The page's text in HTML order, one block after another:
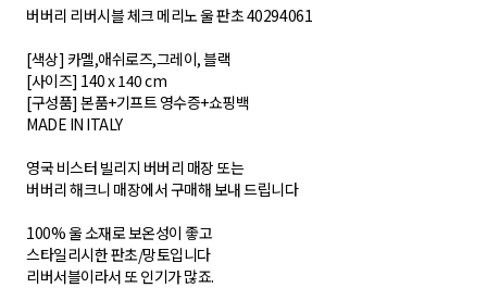
버버리 리버시블 체크 메리노 울 판초 40294061
[색상] 카멜,애쉬로즈,그레이, 블랙
[사이즈] 140 x 140 cm
[구성품] 본품+기프트 영수증+쇼핑백
MADE IN ITALY
영국 비스터 빌리지 버버리 매장 또는
버버리 해크니 매장에서 구매해 보내 드립니다
100% 울 소재로 보온성이 좋고
스타일리시한 판초/망토입니다
리버서블이라서 또 인기가 많죠.